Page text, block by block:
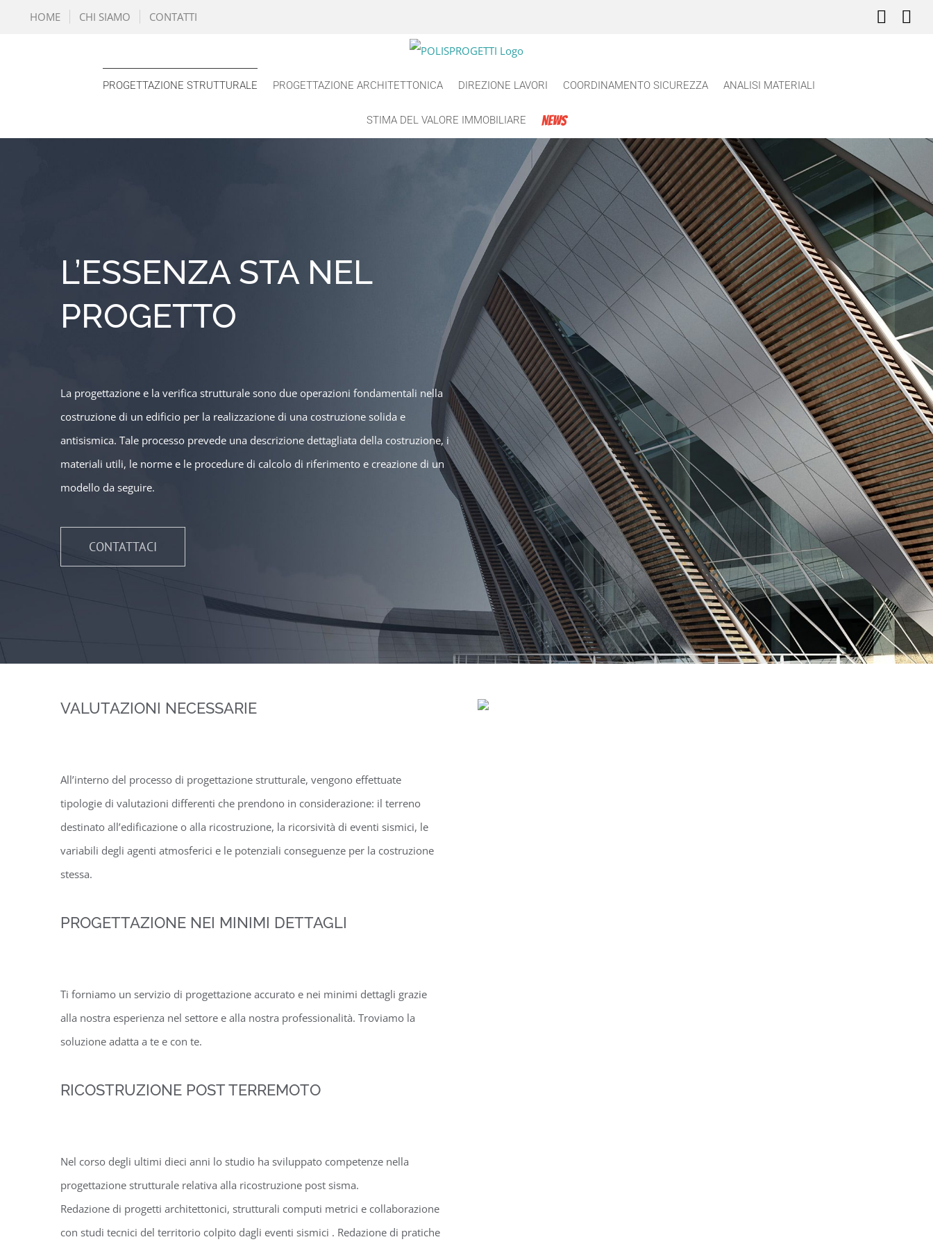
HOME CHI SIAMO CONTATTI
PROGETTAZIONE STRUTTURALE PROGETTAZIONE ARCHITETTONICA DIREZIONE LAVORI COORDINAMENTO SICUREZZA ANALISI MATERIALI
STIMA DEL VALORE IMMOBILIARE NEWS
L’ESSENZA STA NEL
PROGETTO
La progettazione e la verifica strutturale sono due operazioni fondamentali nella
costruzione di un edificio per la realizzazione di una costruzione solida e
antisismica. Tale processo prevede una descrizione dettagliata della costruzione, i
materiali utili, le norme e le procedure di calcolo di riferimento e creazione di un
modello da seguire.
CONTATTACI
VALUTAZIONI NECESSARIE
All’interno del processo di progettazione strutturale, vengono effettuate
tipologie di valutazioni differenti che prendono in considerazione: il terreno
destinato all’edificazione o alla ricostruzione, la ricorsività di eventi sismici, le
variabili degli agenti atmosferici e le potenziali conseguenze per la costruzione
stessa.
PROGETTAZIONE NEI MINIMI DETTAGLI
Ti forniamo un servizio di progettazione accurato e nei minimi dettagli grazie
alla nostra esperienza nel settore e alla nostra professionalità. Troviamo la
soluzione adatta a te e con te.
RICOSTRUZIONE POST TERREMOTO
Nel corso degli ultimi dieci anni lo studio ha sviluppato competenze nella
progettazione strutturale relativa alla ricostruzione post sisma.
Redazione di progetti architettonici, strutturali computi metrici e collaborazione
con studi tecnici del territorio colpito dagli eventi sismici . Redazione di pratiche